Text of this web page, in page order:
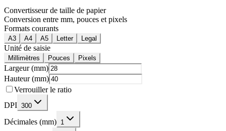
Convertisseur de taille de papier
Conversion entre mm, pouces et pixels
Formats courants
A3 A4 A5 Letter Legal
Unité de saisie
Millimètres Pouces Pixels
Largeur (mm)
Hauteur (mm)
Verrouiller le ratio
DPI 300
Décimales (mm) 1